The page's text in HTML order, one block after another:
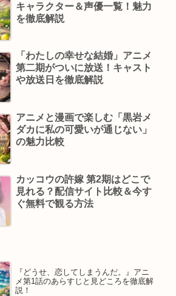
キャラクター＆声優一覧！魅力
を徹底解説
「わたしの幸せな結婚」アニメ
第二期がついに放送！キャスト
や放送日を徹底解説
アニメと漫画で楽しむ「黒岩メ
ダカに私の可愛いが通じない」
の魅力比較
カッコウの許嫁 第2期はどこで
見れる？配信サイト比較＆今す
ぐ無料で観る方法
『どうせ、恋してしまうんだ。』アニ
メ第1話のあらすじと見どころを徹底解
説！